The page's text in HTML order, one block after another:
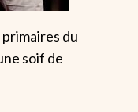
du
soif de